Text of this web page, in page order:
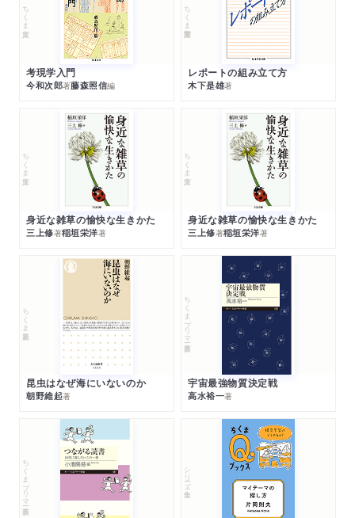
ちくま文庫
考現学入門
今和次郎著藤森照信編
ちくま学芸文庫
レポートの組み立て方
木下是雄著
ちくま文庫
身近な雑草の愉快な生きかた
三上修著稲垣栄洋著
ちくま文庫
身近な雑草の愉快な生きかた
三上修著稲垣栄洋著
ちくま新書
昆虫はなぜ海にいないのか
朝野維起著
ちくまプリマー新書
宇宙最強物質決定戦
高水裕一著
ちくまプリマー新書 シリーズ・全集